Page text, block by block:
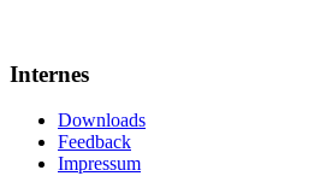
Internes
Downloads
Feedback
Impressum